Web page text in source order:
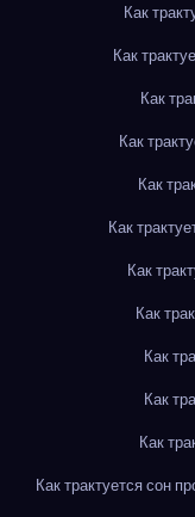
Как
Как
Как
Как
Как
Как
Как
Как
Как
Как
Как
Как трактуется сон